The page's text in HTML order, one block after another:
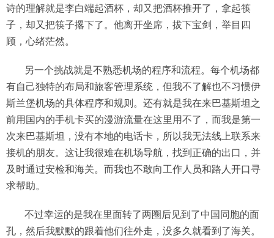
诗的理解就是李白端起酒杯，却又把酒杯推开了，拿起筷
子，却又把筷子撂下了。他离开坐席，拔下宝剑，举目四
顾，心绪茫然。
另一个挑战就是不熟悉机场的程序和流程。每个机场都
有自己独特的布局和旅客管理系统，但我不了解也不习惯伊
斯兰堡机场的具体程序和规则。还有就是我在来巴基斯坦之
前用国内的手机卡买的漫游流量在这里用不了，而我是第一
次来巴基斯坦，没有本地的电话卡，所以我无法线上联系来
接机的朋友。这让我很难在机场导航，找到正确的出口，并
及时通过安检和海关。而我也不敢向工作人员和路人开口寻
求帮助。
不过幸运的是我在里面转了两圈后见到了中国同胞的面
孔，然后我默默的跟着他们往外走，没多久就看到了海关。